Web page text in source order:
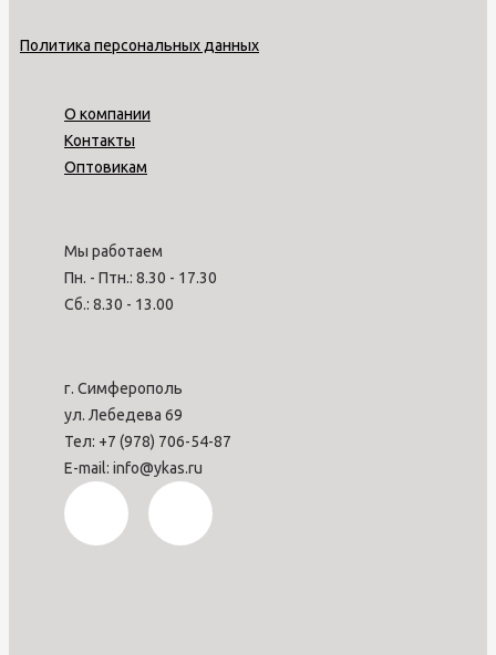
Политика персональных данных
О компании
Контакты
Оптовикам
Мы работаем
Пн. - Птн.: 8.30 - 17.30
Сб.: 8.30 - 13.00
г. Симферополь
ул. Лебедева 69
Тел: +7 (978) 706-54-87
E-mail: info@ykas.ru